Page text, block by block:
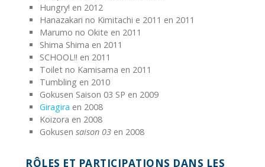
Hungry! en 2012
Hanazakari no Kimitachi e 2011 en 2011
Marumo no Okite en 2011
Shima Shima en 2011
SCHOOL!! en 2011
Toilet no Kamisama en 2011
Tumbling en 2010
Gokusen Saison 03 SP en 2009
Giragira en 2008
Koizora en 2008
Gokusen saison 03 en 2008
RÔLES ET PARTICIPATIONS DANS LES